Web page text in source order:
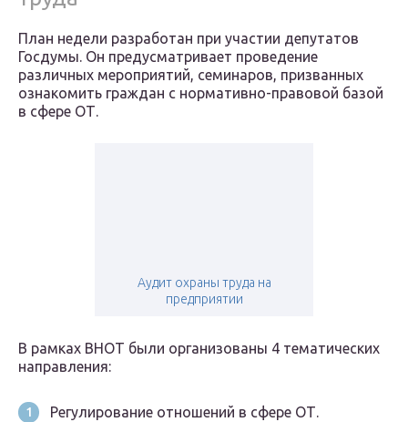
План недели разработан при участии депутатов
Госдумы. Он предусматривает проведение
различных мероприятий, семинаров, призванных
ознакомить граждан с нормативно-правовой базой
в сфере ОТ.
Аудит охраны труда на
предприятии
В рамках ВНОТ были организованы 4 тематических
направления:
Регулирование отношений в сфере ОТ.